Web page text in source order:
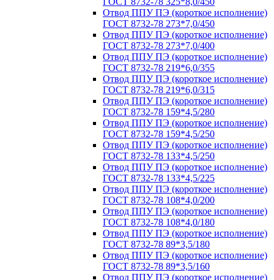
Отвод ППУ ПЭ (короткое исполнение)
ГОСТ 8732-78 273*7,0/450
Отвод ППУ ПЭ (короткое исполнение)
ГОСТ 8732-78 273*7,0/400
Отвод ППУ ПЭ (короткое исполнение)
ГОСТ 8732-78 219*6,0/355
Отвод ППУ ПЭ (короткое исполнение)
ГОСТ 8732-78 219*6,0/315
Отвод ППУ ПЭ (короткое исполнение)
ГОСТ 8732-78 159*4,5/280
Отвод ППУ ПЭ (короткое исполнение)
ГОСТ 8732-78 159*4,5/250
Отвод ППУ ПЭ (короткое исполнение)
ГОСТ 8732-78 133*4,5/250
Отвод ППУ ПЭ (короткое исполнение)
ГОСТ 8732-78 133*4,5/225
Отвод ППУ ПЭ (короткое исполнение)
ГОСТ 8732-78 108*4,0/200
Отвод ППУ ПЭ (короткое исполнение)
ГОСТ 8732-78 108*4,0/180
Отвод ППУ ПЭ (короткое исполнение)
ГОСТ 8732-78 89*3,5/180
Отвод ППУ ПЭ (короткое исполнение)
ГОСТ 8732-78 89*3,5/160
Отвод ППУ ПЭ (короткое исполнение)